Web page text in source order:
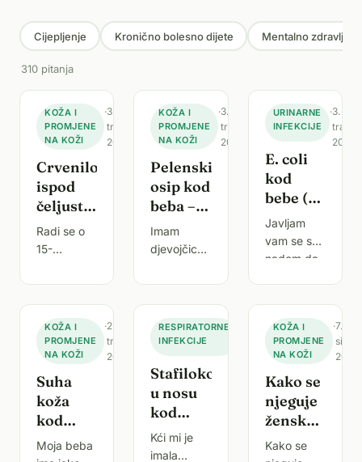
Cijepljenje Kronično bolesno dijete Mentalno zdravlje
310 pitanja
KOŽA I
PROMJENE
NA KOŽI
·3.
travnja
2026.
Crvenilo
ispod
čeljusti i
po vratu
kod
uzrok i
što
učiniti
Radi se o
15-
djevojčici.
Prije tri
dana, u
večernjim
satima
pojavilo joj
se crvenilo
ispod
donje
čeljusti i po
KOŽA I
PROMJENE
NA KOŽI
·3.
travnja
2026.
Pelenski
osip kod
beba –
crvenilo
i svrbež
pelenskoj
regiji
Imam
djevojčicu
mjeseci.
Prije
nekoliko
dana
sam
crvenilo
koje se
velikih
URINARNE
INFEKCIJE
·3.
2026.
E. coli
kod
bebe (3
mjeseca)
– kakvu
terapiju
Javljam
vam se s
nadom da
starog 3
mjeseca.
ima E.coli
10/5.
Liječen je
pedijatriji
KOŽA I
PROMJENE
NA KOŽI
·2.
travnja
2026.
Suha
koža
kod
beba –
Moja beba
RESPIRATORNE
INFEKCIJE
siječnja
Stafilokok
u nosu
kod
djeteta:
treba li
Kći mi je
imala
KOŽA I
PROMJENE
NA KOŽI
·7.
2026.
Kako se
njeguje
žensko
spolovilo
Kako se